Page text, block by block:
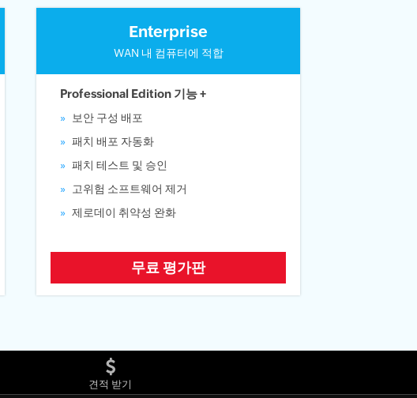
Enterprise
WAN 내 컴퓨터에 적합
Professional Edition 기능 +
보안 구성 배포
패치 배포 자동화
패치 테스트 및 승인
고위험 소프트웨어 제거
제로데이 취약성 완화
무료 평가판
견적 받기